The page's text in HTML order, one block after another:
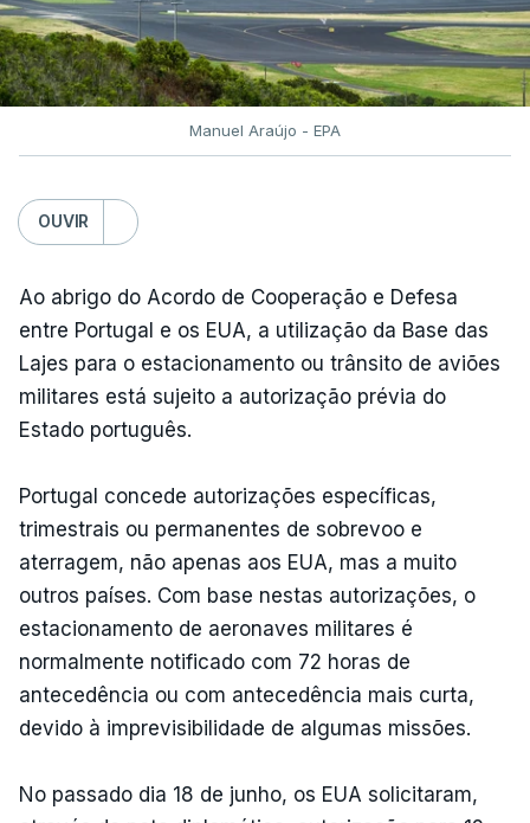
Manuel Araújo - EPA
OUVIR
Ao abrigo do Acordo de Cooperação e Defesa
entre Portugal e os EUA, a utilização da Base das
Lajes para o estacionamento ou trânsito de aviões
militares está sujeito a autorização prévia do
Estado português.
Portugal concede autorizações específicas,
trimestrais ou permanentes de sobrevoo e
aterragem, não apenas aos EUA, mas a muito
outros países. Com base nestas autorizações, o
estacionamento de aeronaves militares é
normalmente notificado com 72 horas de
antecedência ou com antecedência mais curta,
devido à imprevisibilidade de algumas missões.
No passado dia 18 de junho, os EUA solicitaram,